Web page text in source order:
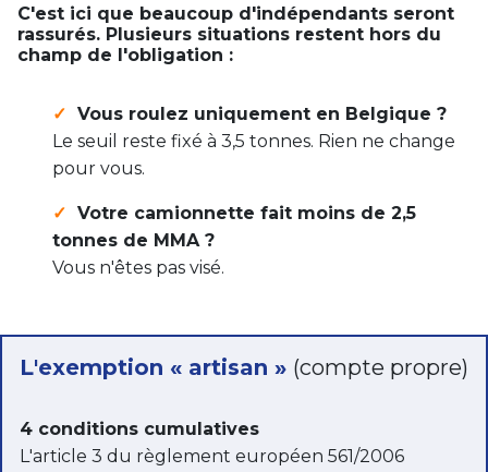
C'est ici que beaucoup d'indépendants seront
rassurés. Plusieurs situations restent hors du
champ de l'obligation :
✓ Vous roulez uniquement en Belgique ?
Le seuil reste fixé à 3,5 tonnes. Rien ne change
pour vous.
✓ Votre camionnette fait moins de 2,5
tonnes de MMA ?
Vous n'êtes pas visé.
L'exemption « artisan » (compte propre)
4 conditions cumulatives
L'article 3 du règlement européen 561/2006